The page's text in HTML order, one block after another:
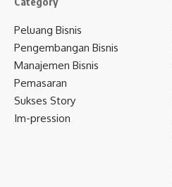
Peluang Bisnis
Pengembangan Bisnis
Manajemen Bisnis
Pemasaran
Sukses Story
Im-pression